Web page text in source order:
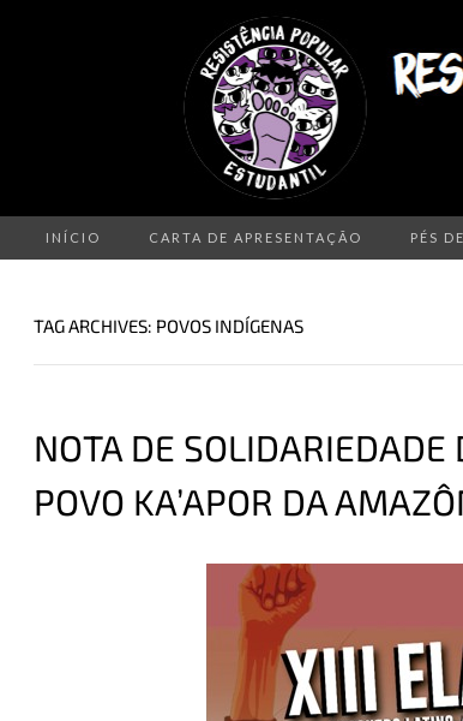
INÍCIO CARTA DE APRESENTAÇÃO PÉS
TAG ARCHIVES: POVOS INDÍGENAS
NOTA DE SOLIDARIEDADE
POVO KA’APOR DA